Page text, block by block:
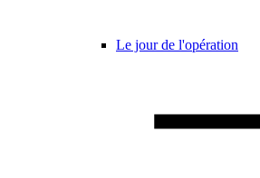
Le jour de l'opération